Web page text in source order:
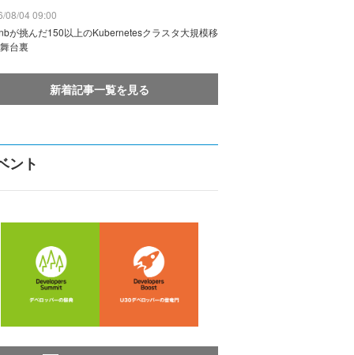
08/04 09:00
が挑んだ150以上のKubernetesクラスタ大規模移
台裏
新着記事一覧を見る
ント